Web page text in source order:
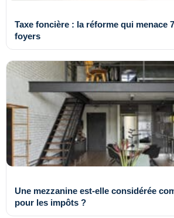
Taxe foncière : la réforme qui menace
foyers
Une mezzanine est-elle considérée
pour les impôts ?